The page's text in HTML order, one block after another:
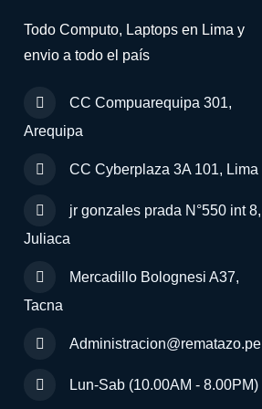
Todo Computo, Laptops en Lima y
envio a todo el país
CC Compuarequipa 301,
Arequipa
CC Cyberplaza 3A 101, Lima
jr gonzales prada N°550 int 8,
Juliaca
Mercadillo Bolognesi A37,
Tacna
Administracion@rematazo.pe
Lun-Sab (10.00AM - 8.00PM)